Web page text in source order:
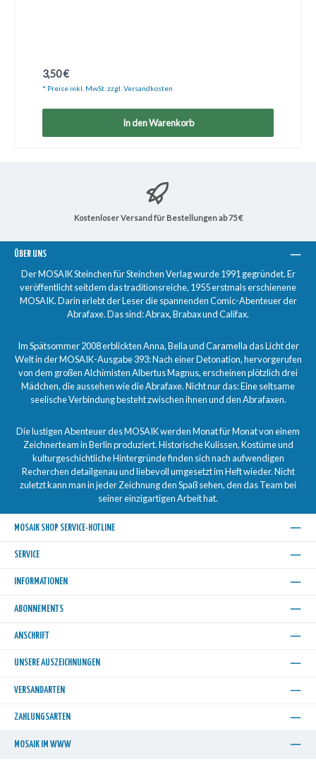
Regulärer Preis:
3,50 €
* Preise inkl. MwSt. zzgl. Versandkosten
In den Warenkorb
Kostenloser Versand für Bestellungen ab 75 €
ÜBER UNS
Der MOSAIK Steinchen für Steinchen Verlag wurde 1991 gegründet. Er
veröffentlicht seitdem das traditionsreiche, 1955 erstmals erschienene
MOSAIK. Darin erlebt der Leser die spannenden Comic-Abenteuer der
Abrafaxe. Das sind: Abrax, Brabax und Califax.
Im Spätsommer 2008 erblickten Anna, Bella und Caramella das Licht der
Welt in der MOSAIK-Ausgabe 393: Nach einer Detonation, hervorgerufen
von dem großen Alchimisten Albertus Magnus, erscheinen plötzlich drei
Mädchen, die aussehen wie die Abrafaxe. Nicht nur das: Eine seltsame
seelische Verbindung besteht zwischen ihnen und den Abrafaxen.
Die lustigen Abenteuer des MOSAIK werden Monat für Monat von einem
Zeichnerteam in Berlin produziert. Historische Kulissen, Kostüme und
kulturgeschichtliche Hintergründe finden sich nach aufwendigen
Recherchen detailgenau und liebevoll umgesetzt im Heft wieder. Nicht
zuletzt kann man in jeder Zeichnung den Spaß sehen, den das Team bei
seiner einzigartigen Arbeit hat.
MOSAIK SHOP SERVICE-HOTLINE
SERVICE
INFORMATIONEN
ABONNEMENTS
ANSCHRIFT
UNSERE AUSZEICHNUNGEN
VERSANDARTEN
ZAHLUNGSARTEN
MOSAIK IM WWW